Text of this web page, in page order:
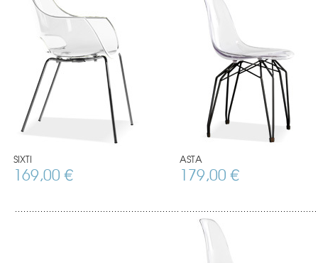
SIXTI
169,00 €
ASTA
179,00 €